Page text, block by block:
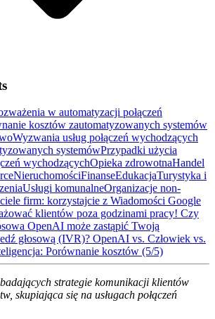
w automatyzacji połączeń
kosztów zautomatyzowanych systemów
Wyzwania usług połączeń wychodzących
systemówPrzypadki użycia
wychodzącychOpieka zdrowotnaHandel
NieruchomościFinanseEdukacjaTurystyka i
Usługi komunalneOrganizacje non-
firm: korzystajcie z Wiadomości Google
klientów poza godzinami pracy! Czy
OpenAI może zastąpić Twoją
głosową (IVR)? OpenAI vs. Człowiek vs.
Porównanie kosztów (5/5)
strategie komunikacji klientów
skupiająca się na usługach połączeń